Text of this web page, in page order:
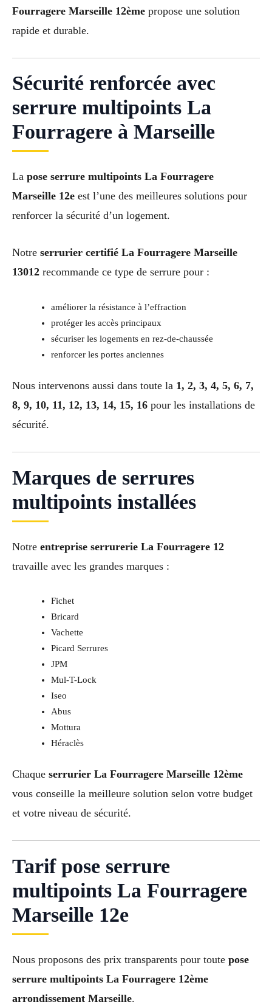
Fourragere Marseille 12ème propose une solution
rapide et durable.
Sécurité renforcée avec
serrure multipoints La
Fourragere à Marseille
La pose serrure multipoints La Fourragere
Marseille 12e est l’une des meilleures solutions pour
renforcer la sécurité d’un logement.
Notre serrurier certifié La Fourragere Marseille
13012 recommande ce type de serrure pour :
améliorer la résistance à l’effraction
protéger les accès principaux
sécuriser les logements en rez-de-chaussée
renforcer les portes anciennes
Nous intervenons aussi dans toute la 1, 2, 3, 4, 5, 6, 7,
8, 9, 10, 11, 12, 13, 14, 15, 16 pour les installations de
sécurité.
Marques de serrures
multipoints installées
Notre entreprise serrurerie La Fourragere 12
travaille avec les grandes marques :
Fichet
Bricard
Vachette
Picard Serrures
JPM
Mul-T-Lock
Iseo
Abus
Mottura
Héraclès
Chaque serrurier La Fourragere Marseille 12ème
vous conseille la meilleure solution selon votre budget
et votre niveau de sécurité.
Tarif pose serrure
multipoints La Fourragere
Marseille 12e
Nous proposons des prix transparents pour toute pose
serrure multipoints La Fourragere 12ème
arrondissement Marseille.